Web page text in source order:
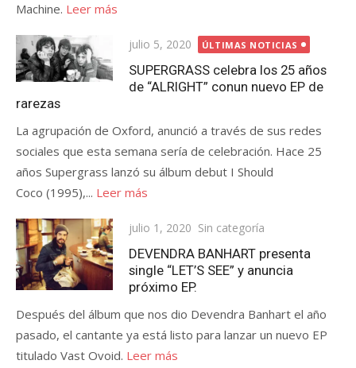
Machine. Leer más
Publicada
el
julio 5, 2020 ÚLTIMAS NOTICIAS
SUPERGRASS celebra los 25 años
de “ALRIGHT” conun nuevo EP de
rarezas
La agrupación de Oxford, anunció a través de sus redes
sociales que esta semana sería de celebración. Hace 25
años Supergrass lanzó su álbum debut I Should
Coco (1995),... Leer más
Publicada
el
julio 1, 2020 Sin categoría
DEVENDRA BANHART presenta
single “LET’S SEE” y anuncia
próximo EP.
Después del álbum que nos dio Devendra Banhart el año
pasado, el cantante ya está listo para lanzar un nuevo EP
titulado Vast Ovoid. Leer más